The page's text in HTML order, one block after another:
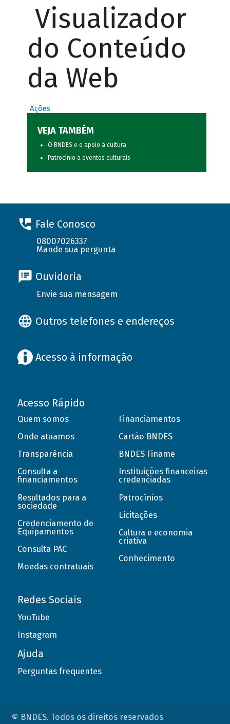
Visualizador
do Conteúdo
da Web
Ações
VEJA TAMBÉM
O BNDES e o apoio à cultura
Patrocínio a eventos culturais
Fale Conosco
08007026337
Mande sua pergunta
Ouvidoria
Envie sua mensagem
Outros telefones e endereços
Acesso à informação
Acesso Rápido
Quem somos
Onde atuamos
Transparência
Consulta a
financiamentos
Resultados para a
sociedade
Credenciamento de
Equipamentos
Consulta PAC
Moedas contratuais
Financiamentos
Cartão BNDES
BNDES Finame
Instituições financeiras
credenciadas
Patrocínios
Licitações
Cultura e economia
criativa
Conhecimento
Redes Sociais
YouTube
Instagram
Ajuda
Perguntas frequentes
© BNDES. Todos os direitos reservados